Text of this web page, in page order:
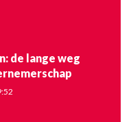
de lange weg